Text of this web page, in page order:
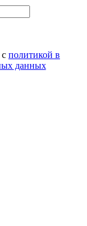
политикой в
данных